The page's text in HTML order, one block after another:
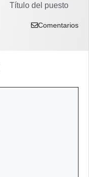
Título del puesto
Comentarios